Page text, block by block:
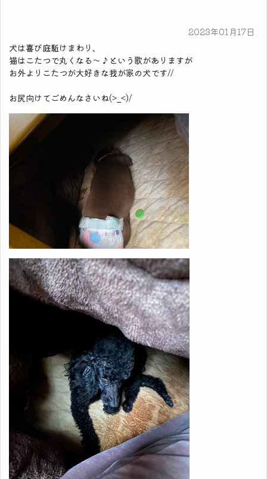
2023年01月17日
犬は喜び庭駈けまわり、
猫はこたつで丸くなる～♪という歌がありますが
お外よりこたつが大好きな我が家の犬です//
お尻向けてごめんなさいね(>_<)/